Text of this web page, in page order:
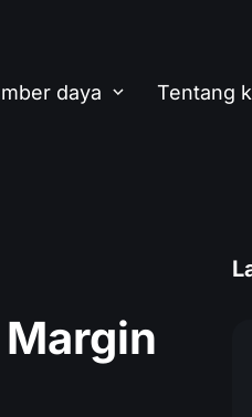
daya Tentang